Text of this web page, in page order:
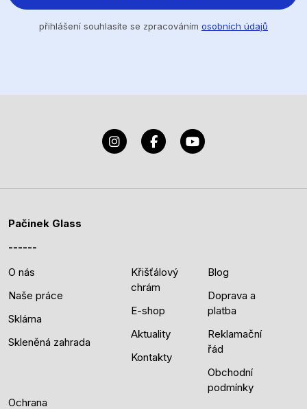
přihlášení souhlasíte se zpracováním osobních údajů
Pačinek Glass
O nás
Naše práce
Sklárna
Skleněná zahrada
Křišťálový
chrám
E-shop
Aktuality
Kontakty
Blog
Doprava a
platba
Reklamační
řád
Obchodní
podmínky
Ochrana